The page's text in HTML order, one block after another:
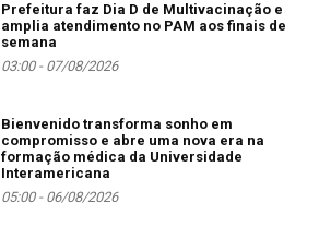
Prefeitura faz Dia D de Multivacinação e
amplia atendimento no PAM aos finais de
semana
03:00 - 07/08/2026
Bienvenido transforma sonho em
compromisso e abre uma nova era na
formação médica da Universidade
Interamericana
05:00 - 06/08/2026